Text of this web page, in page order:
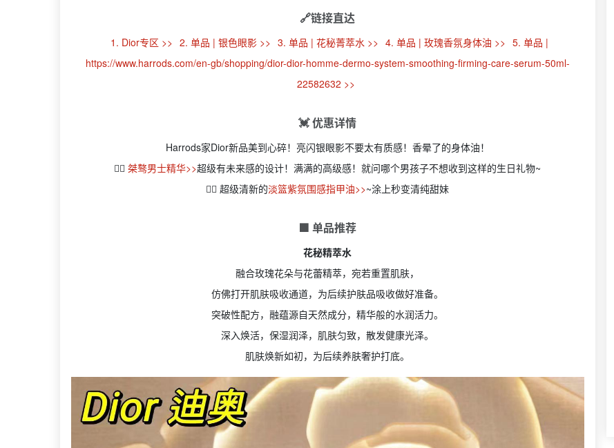
🔗链接直达
1. Dior专区 >> 2. 单品 | 银色眼影 >> 3. 单品 | 花秘菁萃水 >> 4. 单品 | 玫瑰香氛身体油 >> 5. 单品 |
https://www.harrods.com/en-gb/shopping/dior-dior-homme-dermo-system-smoothing-firming-care-serum-50ml-
22582632 >>
💓 优惠详情
Harrods家Dior新品美到心碎！亮闪银眼影不要太有质感！香晕了的身体油！
👉🏻桀骜男士精华>>超级有未来感的设计！满满的高级感！就问哪个男孩子不想收到这样的生日礼物~
👉🏻 超级清新的淡篮紫氛围感指甲油>>~涂上秒变清纯甜妹
🟩 单品推荐
花秘精萃水
融合玫瑰花朵与花蕾精萃，宛若重置肌肤，
仿佛打开肌肤吸收通道，为后续护肤品吸收做好准备。
突破性配方，融蕴源自天然成分，精华般的水润活力。
深入焕活，保湿润泽，肌肤匀致，散发健康光泽。
肌肤焕新如初，为后续养肤奢护打底。